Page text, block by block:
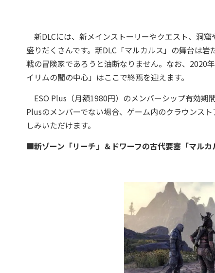
新DLCには、新メインストーリーやクエスト、洞
盛りだくさんです。新DLC「マルカルス」の舞台は
戦の冒険家であろうと油断なりません。なお、2020
イリムの闇の中心」はここで終焉を迎えます。
ESO Plus（月額1980円）のメンバーシップ有効期
Plusのメンバーでない場合、ゲーム内のクラウンス
しみいただけます。
■新ゾーン「リーチ」＆ドワーフの古代要塞「マルカ